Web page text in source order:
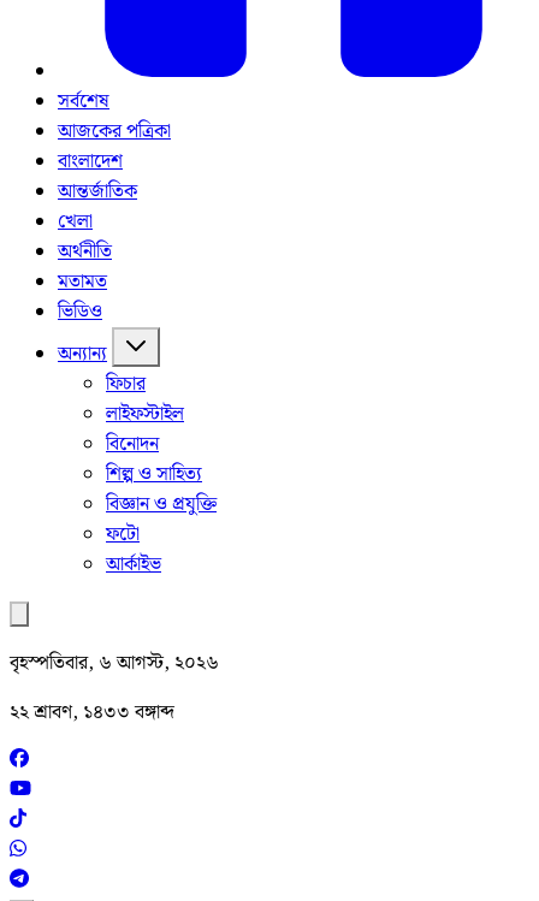
সর্বশেষ
আজকের পত্রিকা
বাংলাদেশ
আন্তর্জাতিক
খেলা
অর্থনীতি
মতামত
ভিডিও
অন্যান্য
ফিচার
লাইফস্টাইল
বিনোদন
শিল্প ও সাহিত্য
বিজ্ঞান ও প্রযুক্তি
ফটো
আর্কাইভ
বৃহস্পতিবার, ৬ আগস্ট, ২০২৬
২২ শ্রাবণ, ১৪৩৩ বঙ্গাব্দ